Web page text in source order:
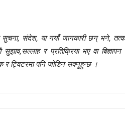
संदेश, या नयाँ जानकारी छन् भने, तत्काल
र प्रतिक्रिया भए वा बिज्ञापन
पनि जोडिन सक्नुहुन्छ ।